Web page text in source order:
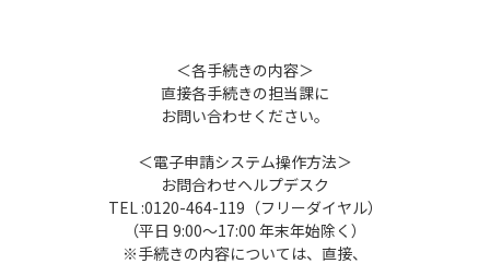
＜各手続きの内容＞
直接各手続きの担当課に
お問い合わせください。
＜電子申請システム操作方法＞
お問合わせヘルプデスク
TEL :0120-464-119（フリーダイヤル）
（平日 9:00～17:00 年末年始除く）
※手続きの内容については、直接、